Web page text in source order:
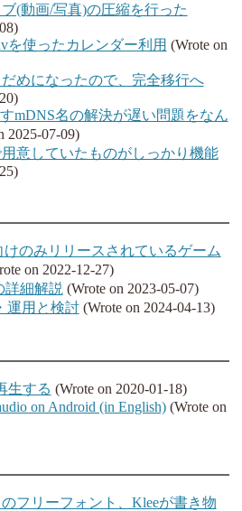
(動画/写真)の圧縮を行った
を使ったカレンダー利用 (Wrote on
めになったので、完全移行へ
mDNS名の解決が遅い問題をなん
2025-07-09)
意していたものがしっかり機能
けのみリリースされているゲーム
on 2022-12-27)
詳細解説 (Wrote on 2023-05-07)
運用と検討(Wrote on 2024-04-13)
生する (Wrote on 2020-01-18)
on Android (in English)(Wrote on
フリーフォント、Kleeが書き物